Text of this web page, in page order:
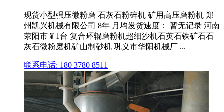
现货小型强压微粉磨 石灰石粉碎机 矿用高压磨粉机 郑
州凯兴机械有限公司 8年 月均发货速度： 暂无记录 河南
荥阳市 ¥ 1台 复合环辊磨粉机超细沙机石英石铁矿石石
灰石微粉磨机矿山制砂机 巩义市华阳机械厂 ...
联系电话: 180 3780 8511